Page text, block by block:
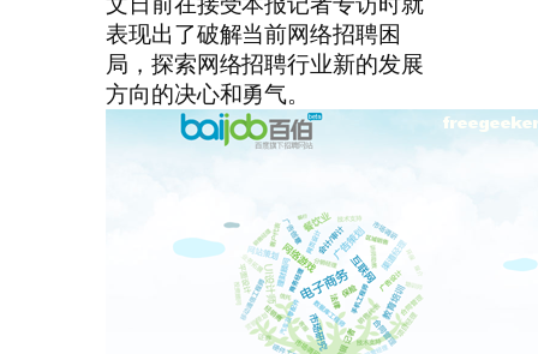
表现出了破解当前网络招聘困
局，探索网络招聘行业新的发展
方向的决心和勇气。